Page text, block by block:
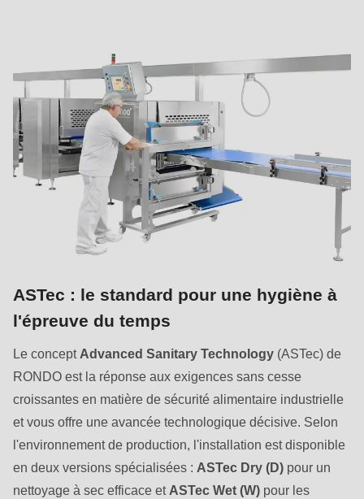
ASTec : le standard pour une hygiène à
l'épreuve du temps
Le concept Advanced Sanitary Technology (ASTec) de
RONDO est la réponse aux exigences sans cesse
croissantes en matière de sécurité alimentaire industrielle
et vous offre une avancée technologique décisive. Selon
l'environnement de production, l'installation est disponible
en deux versions spécialisées : ASTec Dry (D) pour un
nettoyage à sec efficace et ASTec Wet (W) pour les